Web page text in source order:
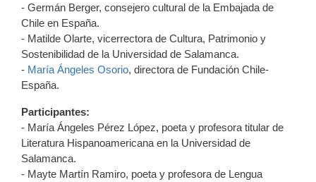
- Germán Berger, consejero cultural de la Embajada de
Chile en España.
- Matilde Olarte, vicerrectora de Cultura, Patrimonio y
Sostenibilidad de la Universidad de Salamanca.
- María Ángeles Osorio, directora de Fundación Chile-
España.
Participantes:
- María Ángeles Pérez López, poeta y profesora titular de
Literatura Hispanoamericana en la Universidad de
Salamanca.
- Mayte Martín Ramiro, poeta y profesora de Lengua